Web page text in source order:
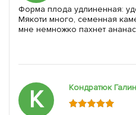
Форма плода удлиненная:
Мякоти много, семенная
мне немножко пахнет
К Кондратюк